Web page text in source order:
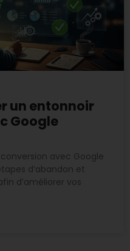
un entonnoir
Google
avec Google
d’abandon et
d’améliorer vos